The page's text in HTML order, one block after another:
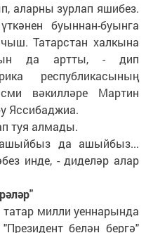
аларны зурлап яшибез.
буыннан-буынга
Татарстан халкына
да артты, - дип
республикасының
вәкилләре Мартин
Яссибаджиа.
туя алмады.
ашыйбыз да ашыйбыз...
инде, - диделәр алар
татар милли уеннарында
белән бергә"